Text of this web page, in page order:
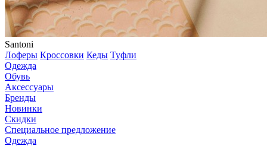
Santoni
Лоферы Кроссовки Кеды Туфли
Одежда
Обувь
Аксессуары
Бренды
Новинки
Скидки
Специальное предложение
Одежда